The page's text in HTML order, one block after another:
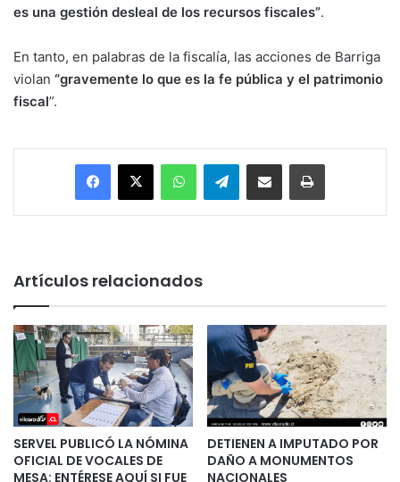
es una gestión desleal de los recursos fiscales”.
En tanto, en palabras de la fiscalía, las acciones de Barriga
violan “gravemente lo que es la fe pública y el patrimonio
fiscal”.
Facebook
X WhatsAppTelegramEnviar vía email Imprimir
Artículos relacionados
SERVEL PUBLICÓ LA NÓMINA
OFICIAL DE VOCALES DE
MESA: ENTÉRESE AQUÍ SI FUE
DETIENEN A IMPUTADO POR
DAÑO A MONUMENTOS
NACIONALES